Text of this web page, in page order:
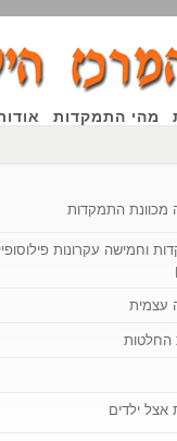
מהי התמקדות
מכוונת התמקדות
וחמישה עקרונות פילוסופיים
עצמית
החלטות
אצל ילדים